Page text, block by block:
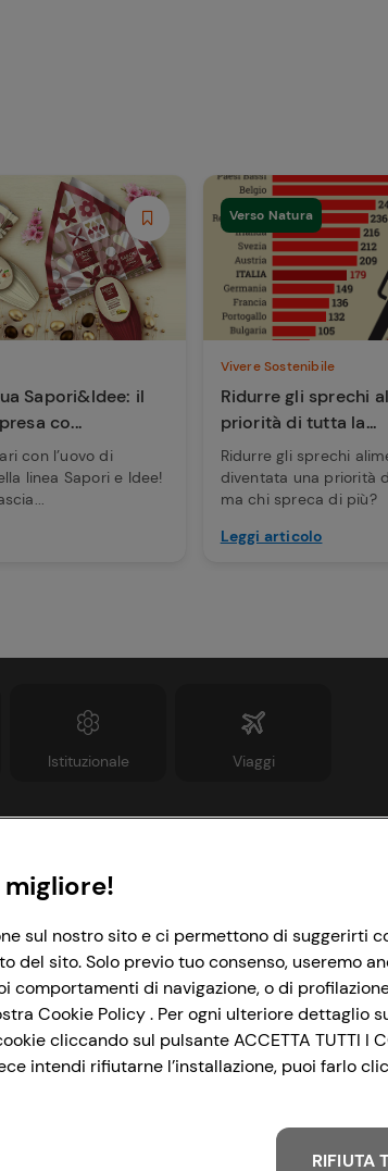
Sapori&Idee: il
co...
con l’uovo di
linea Sapori e Idee!
Verso Natura
Vivere Sostenibile
Ridurre gli sprechi
priorità di tutta la...
Ridurre gli sprechi
diventata una priorità
ma chi spreca di più?
Leggi articolo
Istituzionale Viaggi
Cookie
Le cooperative
News &
Richiami prodotto
sul nostro sito e ci permettono di suggerirti
sito. Solo previo tuo consenso, useremo
di navigazione, o di
Cookie Policy . Per ogni ulteriore dettaglio
cliccando sul pulsante ACCETTA TUTTI I
intendi rifiutarne l’installazione, puoi farlo
RIFIUTA